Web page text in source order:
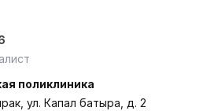
поликлиника
ул. Капал батыра, д. 2